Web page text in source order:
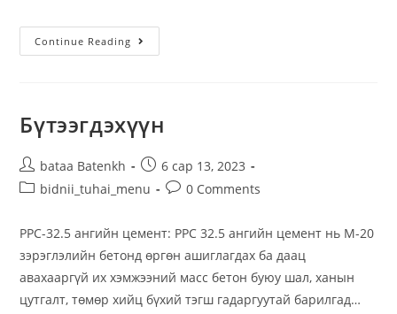
Continue Reading
Бүтээгдэхүүн
bataa Batenkh
6 сар 13, 2023
bidnii_tuhai_menu
0 Comments
PPC-32.5 ангийн цемент: PPC 32.5 ангийн цемент нь М-20
зэрэглэлийн бетонд өргөн ашиглагдах ба даац
авахааргүй их хэмжээний масс бетон буюу шал, ханын
цутгалт, төмөр хийц бүхий тэгш гадаргуутай барилгад…